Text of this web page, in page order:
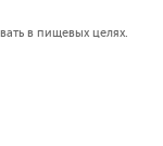
в пищевых целях.